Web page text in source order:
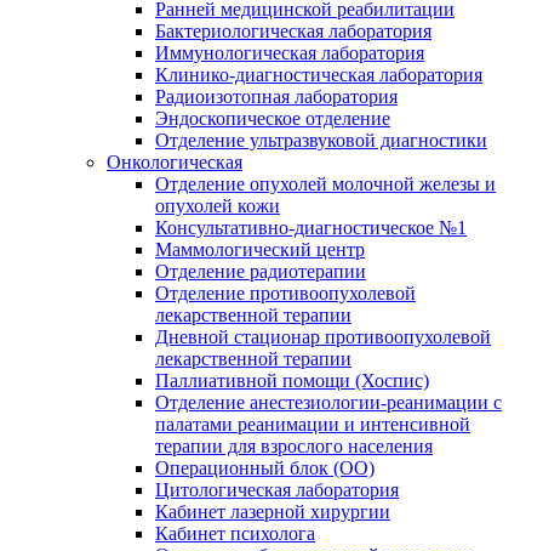
Ранней медицинской реабилитации
Бактериологическая лаборатория
Иммунологическая лаборатория
Клинико-диагностическая лаборатория
Радиоизотопная лаборатория
Эндоскопическое отделение
Отделение ультразвуковой диагностики
Онкологическая
Отделение опухолей молочной железы и
опухолей кожи
Консультативно-диагностическое №1
Маммологический центр
Отделение радиотерапии
Отделение противоопухолевой
лекарственной терапии
Дневной стационар противоопухолевой
лекарственной терапии
Паллиативной помощи (Хоспис)
Отделение анестезиологии-реанимации с
палатами реанимации и интенсивной
терапии для взрослого населения
Операционный блок (ОО)
Цитологическая лаборатория
Кабинет лазерной хирургии
Кабинет психолога